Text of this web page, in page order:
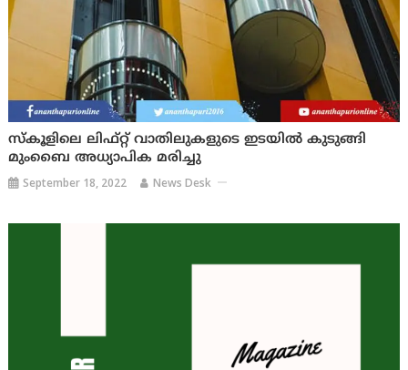
സ്‌കൂളിലെ ലിഫ്റ്റ് വാതിലുകളുടെ ഇടയിൽ കുടുങ്ങി
മുംബൈ അധ്യാപിക മരിച്ചു
September 18, 2022 News Desk